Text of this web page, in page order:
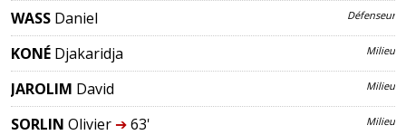
WASS Daniel Défenseur
KONÉ Djakaridja Milieu
JAROLIM David Milieu
SORLIN Olivier ➔63' Milieu